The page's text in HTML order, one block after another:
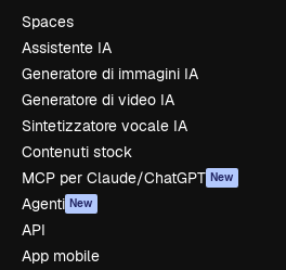
Spaces
Assistente IA
Generatore di immagini IA
Generatore di video IA
Sintetizzatore vocale IA
Contenuti stock
MCP per Claude/ChatGPT New
Agenti New
API
App mobile